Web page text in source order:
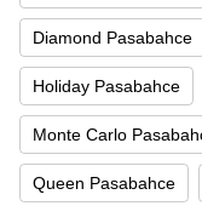
Diamond Pasabahce
Holiday Pasabahce
Monte Carlo
Queen Pasabahce